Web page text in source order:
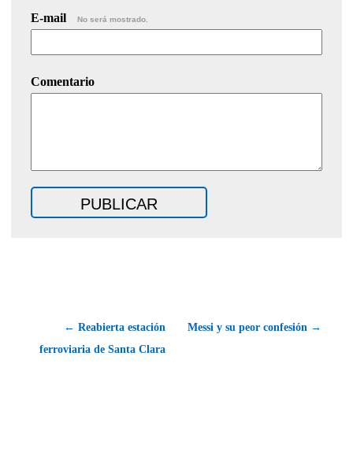
E-mail No será mostrado.
Comentario
← Reabierta estación
ferroviaria de Santa Clara
Messi y su peor confesión →